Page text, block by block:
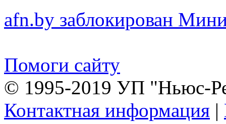
afn.by заблокирован
Помоги сайту
© 1995-2019 УП "Ньюс-
Контактная информация |